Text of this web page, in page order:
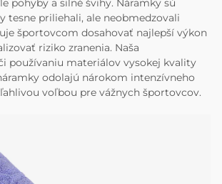
pohyby a silné švihy. Náramky sú
tesne priliehali, ale neobmedzovali
športovcom dosahovať najlepší výkon
riziko zranenia. Naša
používaniu materiálov vysokej kvality
odolajú nárokom intenzívneho
voľbou pre vážnych športovcov.